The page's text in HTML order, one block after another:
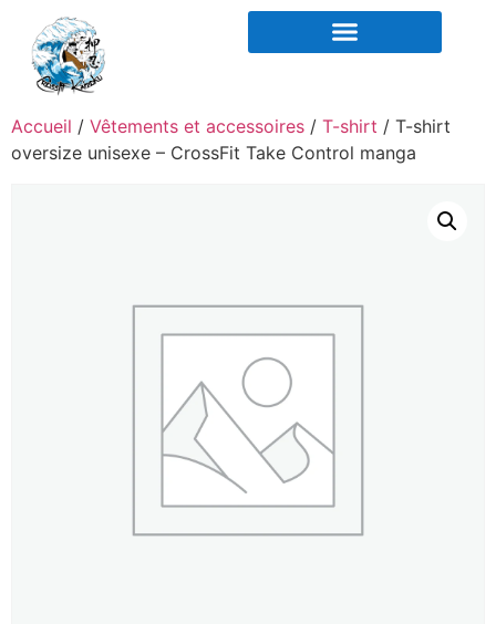
Accueil / Vêtements et accessoires / T-shirt / T-shirt
oversize unisexe – CrossFit Take Control manga